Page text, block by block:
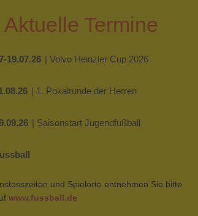
Aktuelle Termine
19.07.26 | Volvo Heinzler Cup 2026
| 1. Pokalrunde der Herren
| Saisonstart Jugendfußball
und Spielorte entnehmen Sie bitte
www.fussball.de